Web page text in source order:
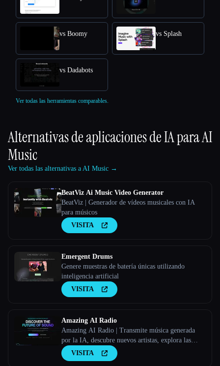
vs Boomy vs Splash
vs Dadabots
Ver todas las herramientas comparables.
Alternativas de aplicaciones de IA paraAI
Music
Ver todas las alternativas a AI Music →
BeatViz Ai Music Video Generator
BeatViz | Generador de vídeos musicales con IA
para músicos
VISITA
Emergent Drums
Genere muestras de batería únicas utilizando
inteligencia artificial
VISITA
Amazing AI Radio
Amazing AI Radio | Transmite música generada
por la IA, descubre nuevos artistas, explora las
listas y sube tus propias canciones a Amazing AI
Radio.
VISITA